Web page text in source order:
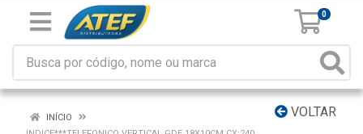
0
VOLTAR
INÍCIO